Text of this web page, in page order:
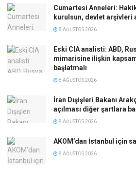
Cumartesi Anneleri:
kurulsun, devlet arşivleri
8 AĞUSTOS 2026
Eski CIA analisti: ABD,
mimarisine ilişkin
başlatmalı
8 AĞUSTOS 2026
İran Dışişleri Bakanı
açılması diğer şartlara
8 AĞUSTOS 2026
AKOM’dan İstanbul için
8 AĞUSTOS 2026